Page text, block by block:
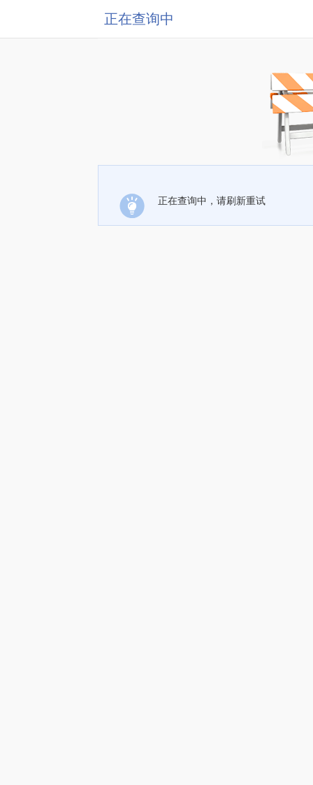
正在查询中
正在查询中，请刷新重试